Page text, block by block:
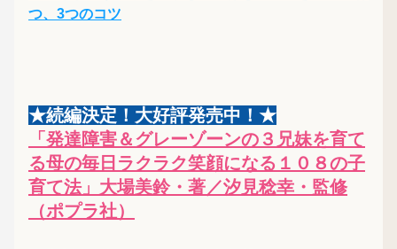
つ、3つのコツ
★続編決定！大好評発売中！★
「発達障害＆グレーゾーンの３兄妹を育て
る母の毎日ラクラク笑顔になる１０８の子
育て法」大場美鈴・著／汐見稔幸・監修
（ポプラ社）